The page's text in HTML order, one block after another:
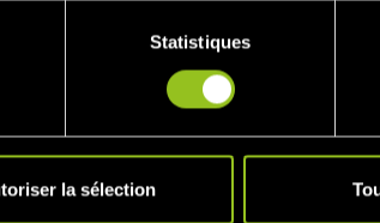
Statistiques
la sélection
à ce moment. Il ne fait que
a eu lieu, non pas pour des
essentiellement nucléaire et
degré en hiver représente un
engendré de sérieux problèmes
les mois d’hiver.